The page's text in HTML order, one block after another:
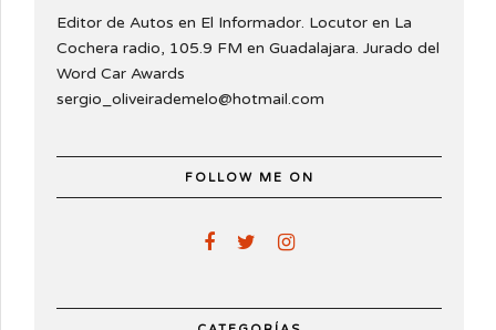
Editor de Autos en El Informador. Locutor en La
Cochera radio, 105.9 FM en Guadalajara. Jurado del
Word Car Awards
sergio_oliveirademelo@hotmail.com
FOLLOW ME ON